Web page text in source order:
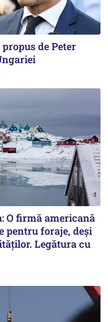
de Peter
O firmă americană
pentru foraje, deși
Legătura cu